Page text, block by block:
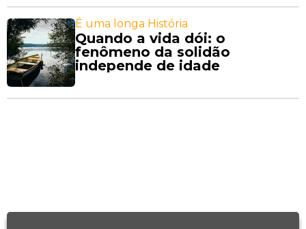
É uma longa História
Quando a vida dói: o
fenômeno da solidão
independe de idade